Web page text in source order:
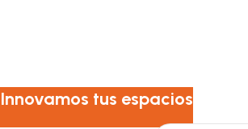
Innovamos tus espacios